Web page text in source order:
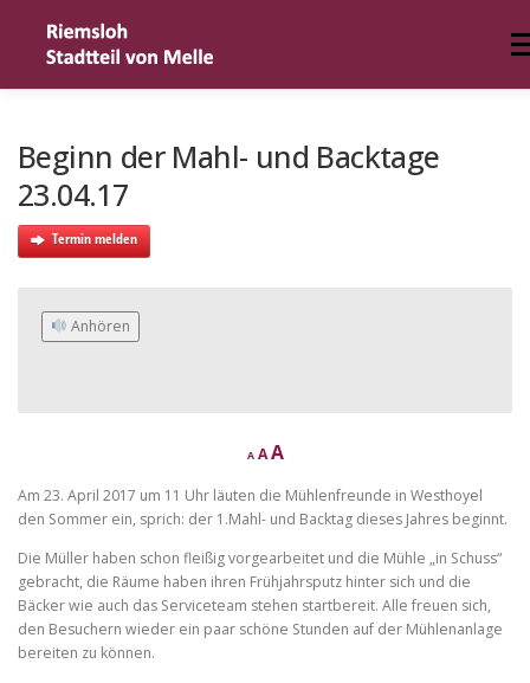
springen
Beginn der Mahl- und Backtage
23.04.17
Termin melden
Anhören
Ae
r
e
a
e
f
n
t
AR
s
e
f
o
n
t
AI
c
r
e
a
s
Am 23. April 2017 um 11 Uhr läuten die Mühlenfreunde in Westhoyel
den Sommer ein, sprich: der 1.Mahl- und Backtag dieses Jahres beginnt.
Die Müller haben schon fleißig vorgearbeitet und die Mühle „in Schuss“
gebracht, die Räume haben ihren Frühjahrsputz hinter sich und die
Bäcker wie auch das Serviceteam stehen startbereit. Alle freuen sich,
den Besuchern wieder ein paar schöne Stunden auf der Mühlenanlage
bereiten zu können.